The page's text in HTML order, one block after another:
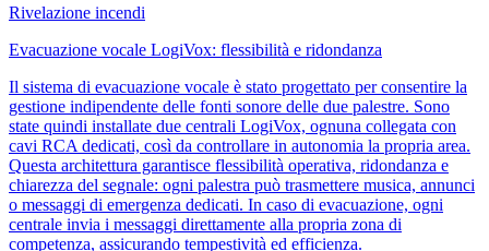
Rivelazione incendi
Evacuazione vocale LogiVox: flessibilità e ridondanza
Il sistema di evacuazione vocale è stato progettato per consentire la
gestione indipendente delle fonti sonore delle due palestre. Sono
state quindi installate due centrali LogiVox, ognuna collegata con
cavi RCA dedicati, così da controllare in autonomia la propria area.
Questa architettura garantisce flessibilità operativa, ridondanza e
chiarezza del segnale: ogni palestra può trasmettere musica, annunci
o messaggi di emergenza dedicati. In caso di evacuazione, ogni
centrale invia i messaggi direttamente alla propria zona di
competenza, assicurando tempestività ed efficienza.